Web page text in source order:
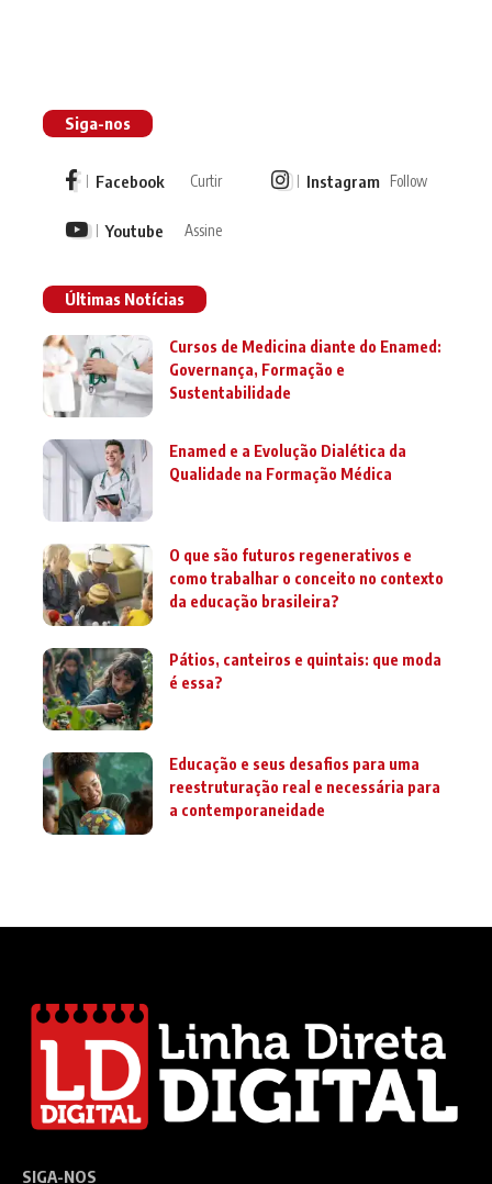
Siga-nos
Facebook Curtir Instagram Follow
Youtube Assine
Últimas Notícias
Cursos de Medicina diante do Enamed:
Governança, Formação e
Sustentabilidade
Enamed e a Evolução Dialética da
Qualidade na Formação Médica
O que são futuros regenerativos e
como trabalhar o conceito no contexto
da educação brasileira?
Pátios, canteiros e quintais: que moda
é essa?
Educação e seus desafios para uma
reestruturação real e necessária para
a contemporaneidade
SIGA-NOS